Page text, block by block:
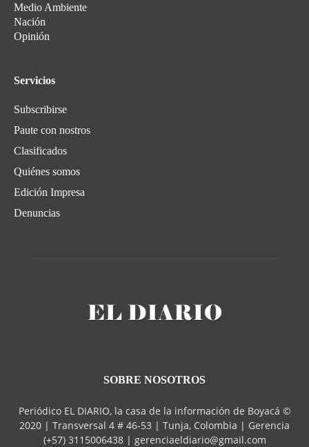
Medio Ambiente
Nación
Opinión
Servicios
Subscribirse
Paute con nostros
Clasificados
Quiénes somos
Edición Impresa
Denuncias
SOBRE NOSOTROS
Periódico EL DIARIO, la casa de la información de Boyacá ©
2020 | Transversal 4 # 46-53 | Tunja, Colombia | Gerencia
(+57) 3115006438 | gerenciaeldiario@gmail.com